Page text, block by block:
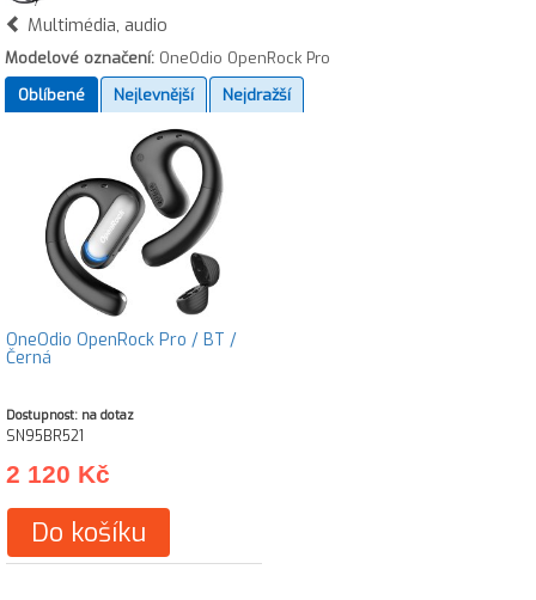
Multimédia, audio
Modelové označení: OneOdio OpenRock Pro
Oblíbené
Nejlevnější Nejdražší
OneOdio OpenRock Pro / BT /
Černá
Dostupnost: na dotaz
SN95BR521
2 120 Kč
Do košíku